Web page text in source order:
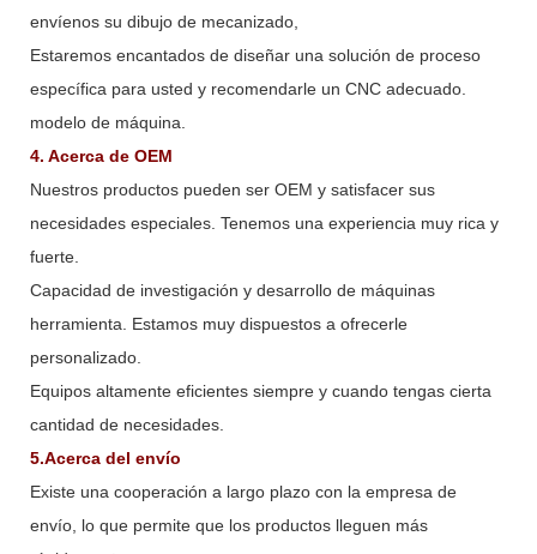
envíenos su dibujo de mecanizado,
Estaremos encantados de diseñar una solución de proceso
específica para usted y recomendarle un CNC adecuado.
modelo de máquina.
4. Acerca de OEM
Nuestros productos pueden ser OEM y satisfacer sus
necesidades especiales. Tenemos una experiencia muy rica y
fuerte.
Capacidad de investigación y desarrollo de máquinas
herramienta. Estamos muy dispuestos a ofrecerle
personalizado.
Equipos altamente eficientes siempre y cuando tengas cierta
cantidad de necesidades.
5.Acerca del envío
Existe una cooperación a largo plazo con la empresa de
envío, lo que permite que los productos lleguen más